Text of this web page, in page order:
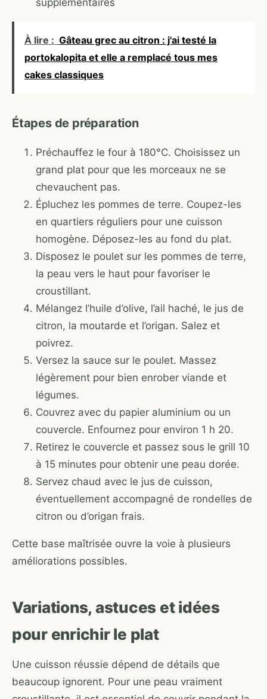
supplémentaires
À lire : Gâteau grec au citron : j'ai testé la
portokalopita et elle a remplacé tous mes
cakes classiques
Étapes de préparation
Préchauffez le four à 180°C. Choisissez un
grand plat pour que les morceaux ne se
chevauchent pas.
Épluchez les pommes de terre. Coupez-les
en quartiers réguliers pour une cuisson
homogène. Déposez-les au fond du plat.
Disposez le poulet sur les pommes de terre,
la peau vers le haut pour favoriser le
croustillant.
Mélangez l’huile d’olive, l’ail haché, le jus de
citron, la moutarde et l’origan. Salez et
poivrez.
Versez la sauce sur le poulet. Massez
légèrement pour bien enrober viande et
légumes.
Couvrez avec du papier aluminium ou un
couvercle. Enfournez pour environ 1 h 20.
Retirez le couvercle et passez sous le grill 10
à 15 minutes pour obtenir une peau dorée.
Servez chaud avec le jus de cuisson,
éventuellement accompagné de rondelles de
citron ou d’origan frais.
Cette base maîtrisée ouvre la voie à plusieurs
améliorations possibles.
Variations, astuces et idées
pour enrichir le plat
Une cuisson réussie dépend de détails que
beaucoup ignorent. Pour une peau vraiment